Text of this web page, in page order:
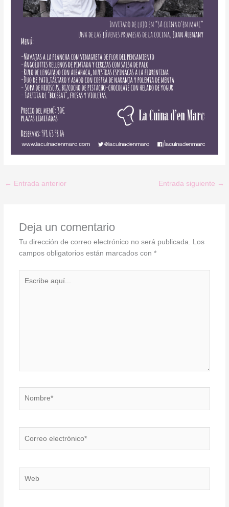
← Entrada anterior Entrada siguiente →
Deja un comentario
Tu dirección de correo electrónico no será publicada. Los
campos obligatorios están marcados con *
electrónico*